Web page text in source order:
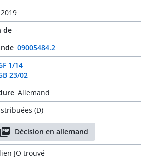
de -
09005484.2
1/14
23/02
Allemand
(D)
Décision en allemand
JO trouvé